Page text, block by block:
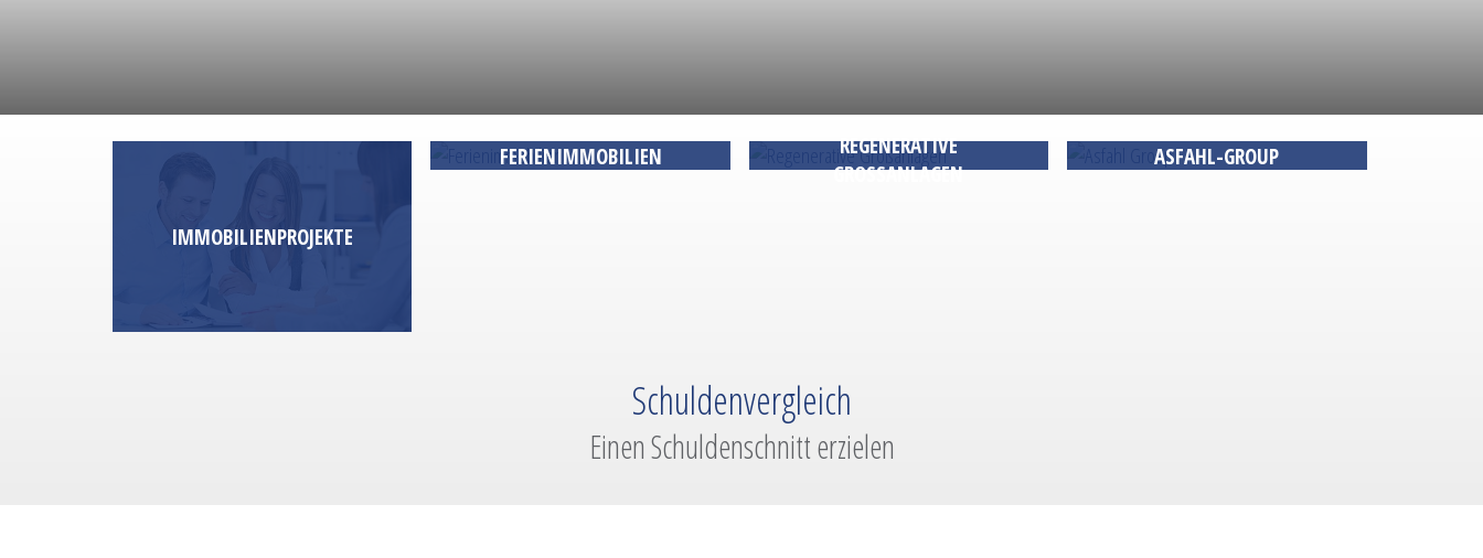
IMMOBILIEN­PROJEKTE
FERIENIMMOBILIEN
REGENERATIVE
GROSSANLAGEN
ASFAHL-GROUP
Schuldenvergleich
Einen Schuldenschnitt erzielen